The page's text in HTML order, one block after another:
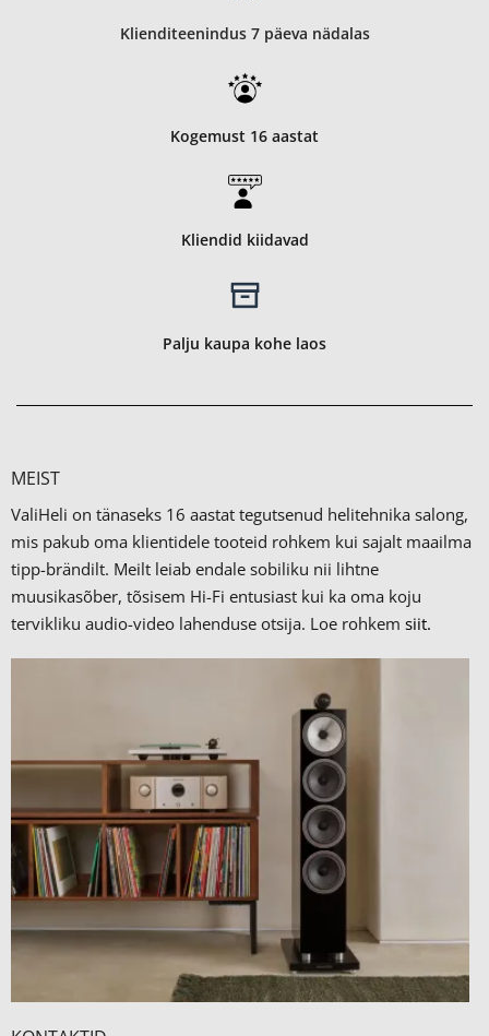
Klienditeenindus 7 päeva nädalas
Kogemust 16 aastat
Kliendid kiidavad
Palju kaupa kohe laos
MEIST
ValiHeli on tänaseks 16 aastat tegutsenud helitehnika salong,
mis pakub oma klientidele tooteid rohkem kui sajalt maailma
tipp-brändilt. Meilt leiab endale sobiliku nii lihtne
muusikasõber, tõsisem Hi-Fi entusiast kui ka oma koju
tervikliku audio-video lahenduse otsija. Loe rohkem siit.